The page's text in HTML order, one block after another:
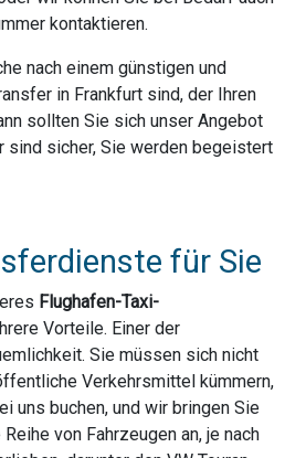
kontaktieren.
nach einem günstigen und
in Frankfurt sind, der Ihren
sollten Sie sich unser Angebot
sind sicher, Sie werden begeistert
für Sie
Flughafen-Taxi-
Vorteile. Einer der
Sie müssen sich nicht
Verkehrsmittel kümmern,
uns buchen, und wir bringen Sie
von Fahrzeugen an, je nach